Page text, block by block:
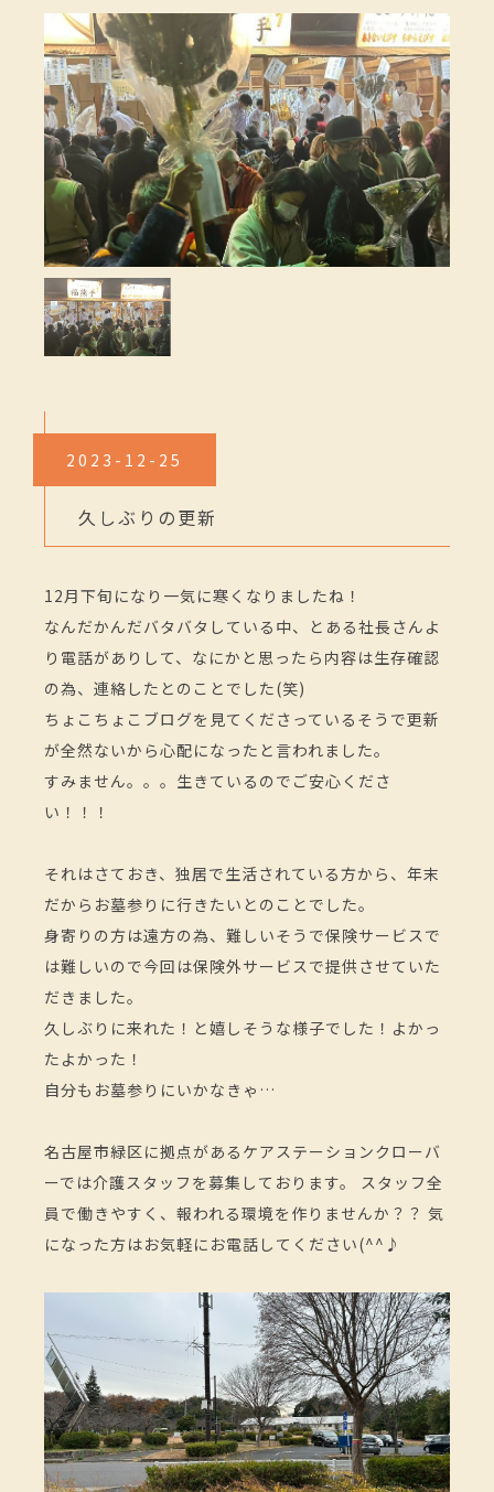
2023-12-25
久しぶりの更新
12月下旬になり一気に寒くなりましたね！
なんだかんだバタバタしている中、とある社長さんよ
り電話がありして、なにかと思ったら内容は生存確認
の為、連絡したとのことでした(笑)
ちょこちょこブログを見てくださっているそうで更新
が全然ないから心配になったと言われました。
すみません。。。生きているのでご安心くださ
い！！！
それはさておき、独居で生活されている方から、年末
だからお墓参りに行きたいとのことでした。
身寄りの方は遠方の為、難しいそうで保険サービスで
は難しいので今回は保険外サービスで提供させていた
だきました。
久しぶりに来れた！と嬉しそうな様子でした！よかっ
たよかった！
自分もお墓参りにいかなきゃ…
名古屋市緑区に拠点があるケアステーションクローバ
ーでは介護スタッフを募集しております。 スタッフ全
員で働きやすく、報われる環境を作りませんか？？ 気
になった方はお気軽にお電話してください(^^♪